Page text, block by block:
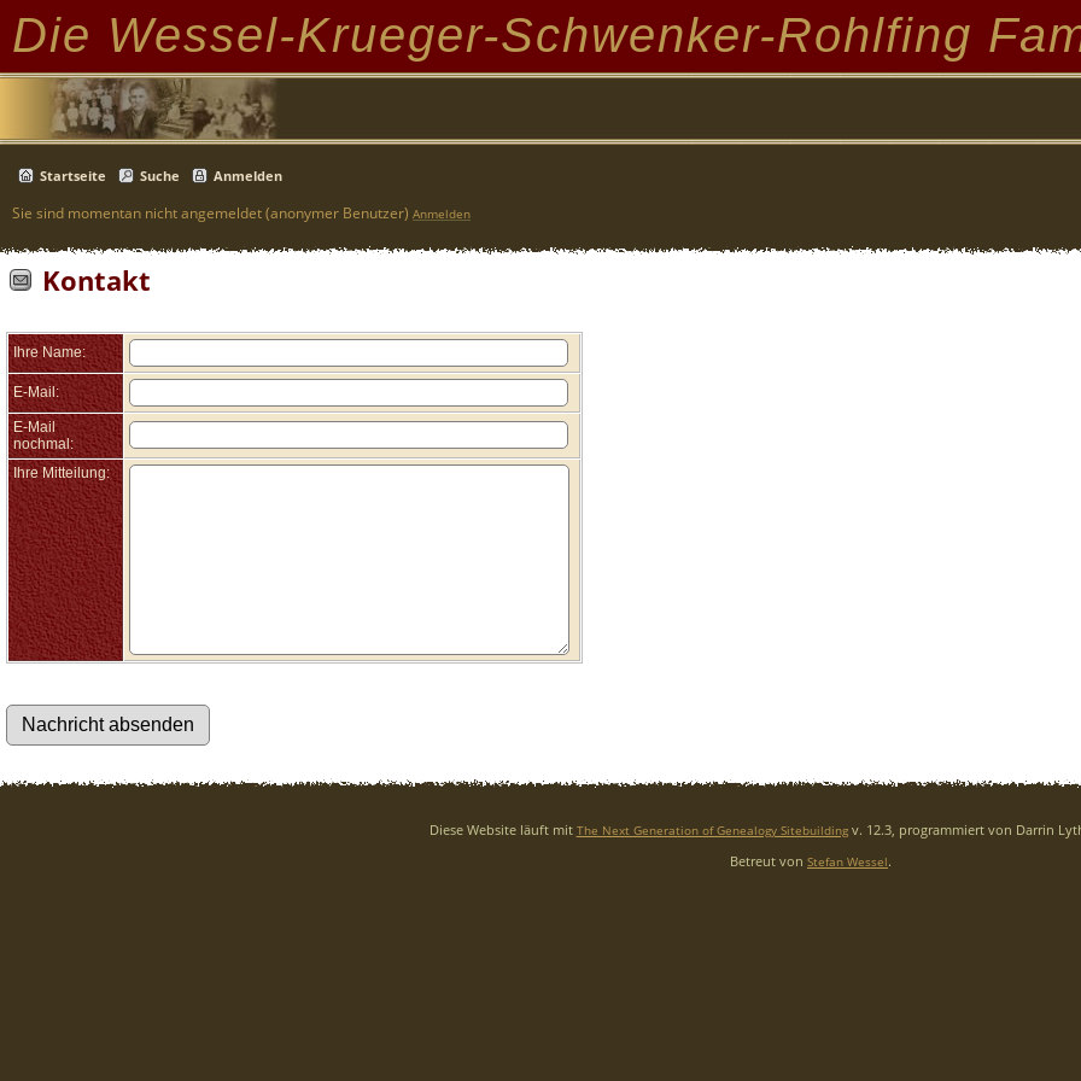
Die Wessel-Krueger-Schwenker-Rohlfing
Startseite Suche Anmelden
Sie sind momentan nicht angemeldet (anonymer Benutzer) Anmelden
Kontakt
Ihre Name:
E-Mail:
E-Mail
nochmal:
Ihre Mitteilung:
Diese Website läuft mit The Next Generation of Genealogy Sitebuildingv. 12.3, programmiert von Darrin
Betreut von Stefan Wessel.